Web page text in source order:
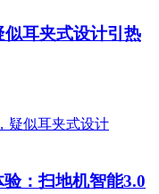
耳夹式设计引热
：扫地机智能3.0